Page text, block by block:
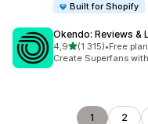
Built for Shopify
Okendo: Reviews &
4,9av 5 stjerner
(1 315)
Totalt 1315 omtaler
•Free
Create Superfans
1 2